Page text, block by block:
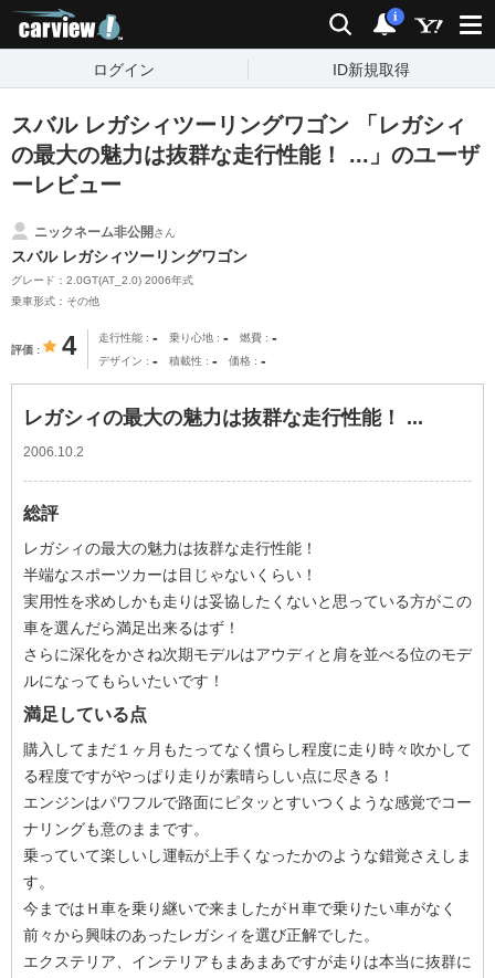
検索 通知
i
ログイン ID新規取得
スバル レガシィツーリングワゴン 「レガシィ
の最大の魅力は抜群な走行性能！ ...」のユーザ
ーレビュー
ニックネーム非公開さん
スバル レガシィツーリングワゴン
グレード：2.0GT(AT_2.0) 2006年式
乗車形式：その他
評価 4 走行性能 - 乗り心地 - 燃費 -
デザイン - 積載性 - 価格 -
レガシィの最大の魅力は抜群な走行性能！ ...
2006.10.2
総評
レガシィの最大の魅力は抜群な走行性能！
半端なスポーツカーは目じゃないくらい！
実用性を求めしかも走りは妥協したくないと思っている方がこの
車を選んだら満足出来るはず！
さらに深化をかさね次期モデルはアウディと肩を並べる位のモデ
ルになってもらいたいです！
満足している点
購入してまだ１ヶ月もたってなく慣らし程度に走り時々吹かして
る程度ですがやっぱり走りが素晴らしい点に尽きる！
エンジンはパワフルで路面にピタッとすいつくような感覚でコー
ナリングも意のままです。
乗っていて楽しいし運転が上手くなったかのような錯覚さえしま
す。
今まではＨ車を乗り継いで来ましたがＨ車で乗りたい車がなく
前々から興味のあったレガシィを選び正解でした。
エクステリア、インテリアもまあまあですが走りは本当に抜群に